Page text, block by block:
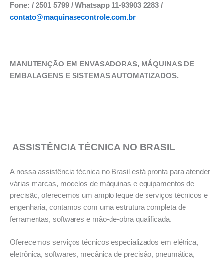
Fone: / 2501 5799 / Whatsapp 11-93903 2283 /
contato@maquinasecontrole.com.br
MANUTENÇĀO EM ENVASADORAS, MÁQUINAS DE
EMBALAGENS E SISTEMAS AUTOMATIZADOS.
ASSISTÊNCIA TÉCNICA NO BRASIL
A nossa assistência técnica no Brasil está pronta para atender
várias marcas, modelos de máquinas e equipamentos de
precisão, oferecemos um amplo leque de serviços técnicos e
engenharia, contamos com uma estrutura completa de
ferramentas, softwares e mão-de-obra qualificada.
Oferecemos serviços técnicos especializados em elétrica,
eletrônica, softwares, mecânica de precisão, pneumática,